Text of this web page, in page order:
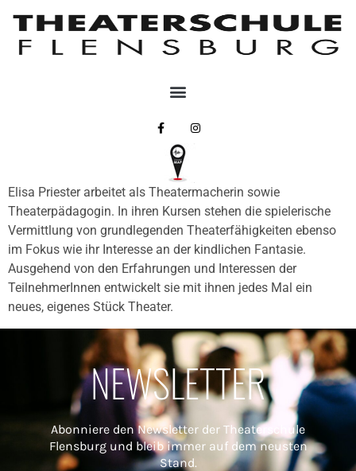
Elisa Priester arbeitet als Theatermacherin sowie
Theaterpädagogin. In ihren Kursen stehen die spielerische
Vermittlung von grundlegenden Theaterfähigkeiten ebenso
im Fokus wie ihr Interesse an der kindlichen Fantasie.
Ausgehend von den Erfahrungen und Interessen der
TeilnehmerInnen entwickelt sie mit ihnen jedes Mal ein
neues, eigenes Stück Theater.
NEWSLETTER
Abonniere den Newsletter der Theaterschule
Flensburg und bleib immer auf dem neusten
Stand.